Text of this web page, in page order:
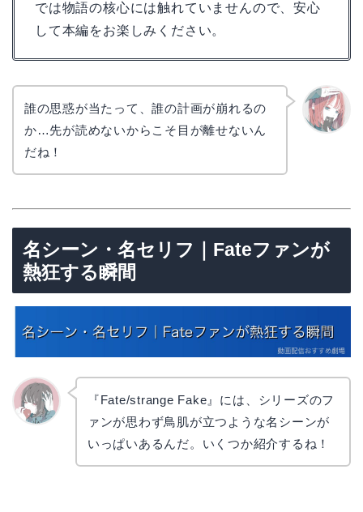
では物語の核心には触れていませんので、安心
して本編をお楽しみください。
誰の思惑が当たって、誰の計画が崩れるの
か…先が読めないからこそ目が離せないん
だね！
名シーン・名セリフ｜Fateファンが
熱狂する瞬間
『Fate/strange Fake』には、シリーズのフ
ァンが思わず鳥肌が立つような名シーンが
いっぱいあるんだ。いくつか紹介するね！